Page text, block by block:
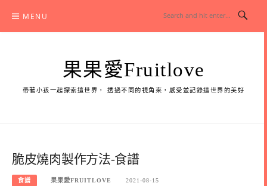
content
MENU
果果愛Fruitlove
帶著小孩一起探索這世界， 透過不同的視角來，感受並記錄這世界的美好
脆皮燒肉製作方法-食譜
食譜 果果愛FRUITLOVE 2021-08-15